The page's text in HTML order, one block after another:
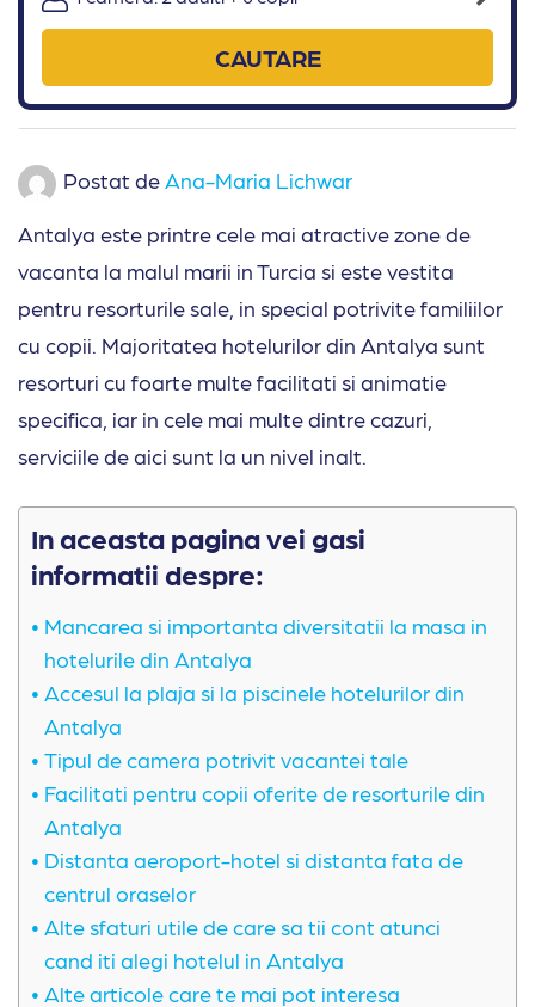
CAUTARE
Postat de Ana-Maria Lichwar
Antalya este printre cele mai atractive zone de
vacanta la malul marii in Turcia si este vestita
pentru resorturile sale, in special potrivite familiilor
cu copii. Majoritatea hotelurilor din Antalya sunt
resorturi cu foarte multe facilitati si animatie
specifica, iar in cele mai multe dintre cazuri,
serviciile de aici sunt la un nivel inalt.
In aceasta pagina vei gasi
informatii despre:
Mancarea si importanta diversitatii la masa in
hotelurile din Antalya
Accesul la plaja si la piscinele hotelurilor din
Antalya
Tipul de camera potrivit vacantei tale
Facilitati pentru copii oferite de resorturile din
Antalya
Distanta aeroport-hotel si distanta fata de
centrul oraselor
Alte sfaturi utile de care sa tii cont atunci
cand iti alegi hotelul in Antalya
Alte articole care te mai pot interesa